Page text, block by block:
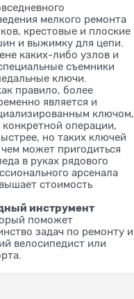
мелкого ремонта
крестовые и плоские
и выжимку для цепи.
каких-либо узлов и
съемники
ключи.
правило, более
является и
ключом,
операции,
но таких ключей
может пригодиться
в руках рядового
арсенала
стоимость
инструмент
поможет
задач по ремонту и
велосипедист или